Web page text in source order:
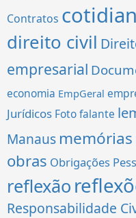
Contratos
direito civil
empresarial
economia EmpGeral
Jurídicos Foto falante
Manaus memórias
obras Obrigações
reflexão
Responsabilidade